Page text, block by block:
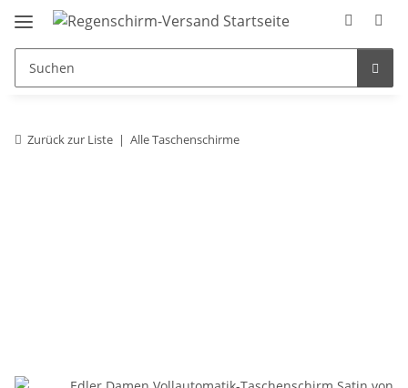
Zurück zur Liste Alle Taschenschirme